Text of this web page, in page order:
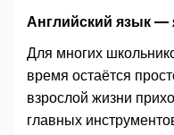
Английский язык —
Для многих
время остаётся
взрослой жизни
главных